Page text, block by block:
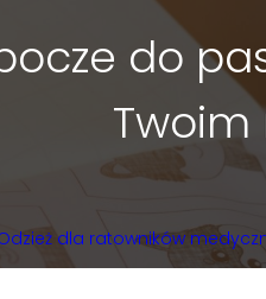
do
dla ratowników